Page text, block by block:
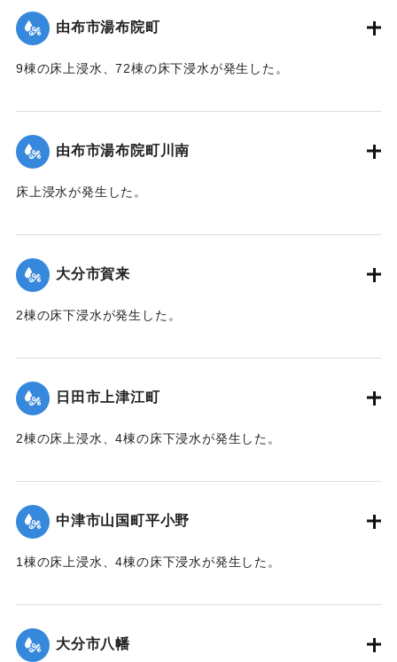
｜固有コード: 01215054
由布市湯布院町
9棟の床上浸水、72棟の床下浸水が発生した。
｜固有コード: 01215055
由布市湯布院町川南
床上浸水が発生した。
2020/7/6｜固有コード:01215056
大分市賀来
2棟の床下浸水が発生した。
2020/7/6｜固有コード:
日田市上津江町
2棟の床上浸水、4棟の床下浸水が発生した。
｜固有コード:
中津市山国町平小野
1棟の床上浸水、4棟の床下浸水が発生した。
2020/7/6｜固有コード:
大分市八幡